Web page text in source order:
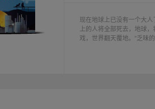
现在地球上已没有一个大
上的人将全部死去，地球
戏，世界翻天覆地。“乏味